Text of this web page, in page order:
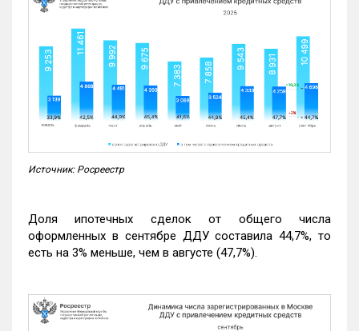
Источник: Росреестр
Доля ипотечных сделок от общего числа
оформленных в сентябре ДДУ составила 44,7%, то
есть на 3% меньше, чем в августе (47,7%).